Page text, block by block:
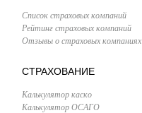
Список страховых компаний
Рейтинг страховых компаний
Отзывы о страховых компаниях
СТРАХОВАНИЕ
Калькулятор каско
Калькулятор ОСАГО